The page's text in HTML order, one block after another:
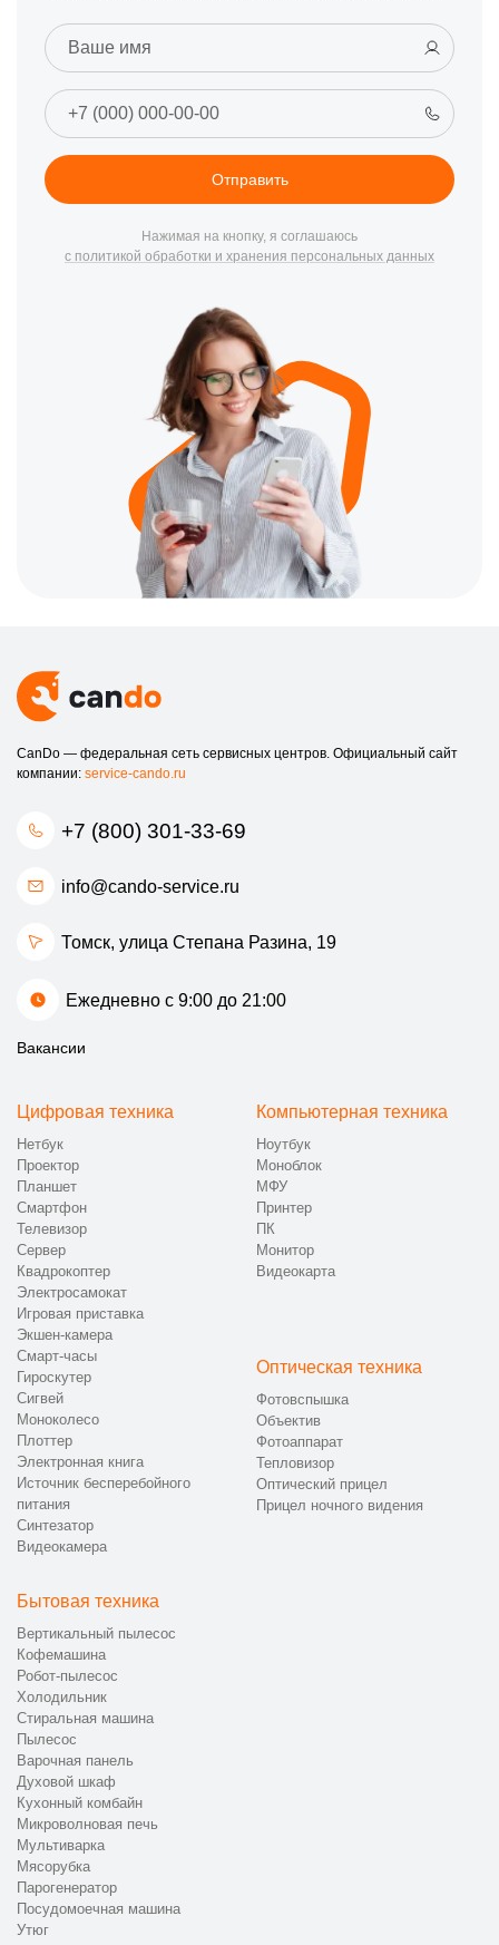
Отправить
Нажимая на кнопку, я соглашаюсь
с политикой обработки и хранения персональных данных
CanDo — федеральная сеть сервисных центров. Официальный сайт
компании: service-cando.ru
+7 (800) 301-33-69
info@cando-service.ru
Томск, улица Степана Разина, 19
Ежедневно с 9:00 до 21:00
Вакансии
Цифровая техника
Нетбук
Проектор
Планшет
Смартфон
Телевизор
Сервер
Квадрокоптер
Электросамокат
Игровая приставка
Экшен-камера
Смарт-часы
Гироскутер
Сигвей
Моноколесо
Плоттер
Электронная книга
Источник бесперебойного
питания
Синтезатор
Видеокамера
Компьютерная техника
Ноутбук
Моноблок
МФУ
Принтер
ПК
Монитор
Видеокарта
Оптическая техника
Фотовспышка
Объектив
Фотоаппарат
Тепловизор
Оптический прицел
Прицел ночного видения
Бытовая техника
Вертикальный пылесос
Кофемашина
Робот-пылесос
Холодильник
Стиральная машина
Пылесос
Варочная панель
Духовой шкаф
Кухонный комбайн
Микроволновая печь
Мультиварка
Мясорубка
Парогенератор
Посудомоечная машина
Утюг